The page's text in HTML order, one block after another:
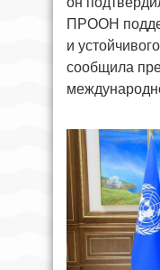
ПРООН
и
сообщила